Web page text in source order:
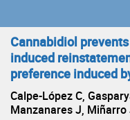
Cannabidiol
induced
preference induced
Calpe-López C,
Manzanares J,